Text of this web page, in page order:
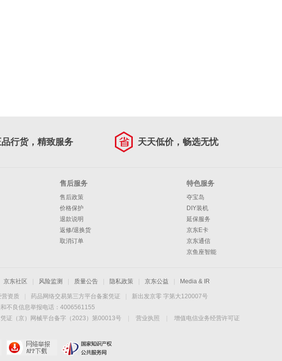
行货，精致服务 天天低价，畅选无忧
售后服务
售后政策
价格保护
退款说明
返修/退换货
取消订单
特色服务
夺宝岛
DIY装机
延保服务
京东E卡
京东通信
京鱼座智能
京东社区 风险监测 质量公告 隐私政策 京东公益 Media & IR
资质 药品网络交易第三方平台备案凭证
新出发京零 字第大120007号
不良信息举报电话：4006561155
证（京）网械平台备字（2023）第00013号 营业执照
增值电信业务经营许可证